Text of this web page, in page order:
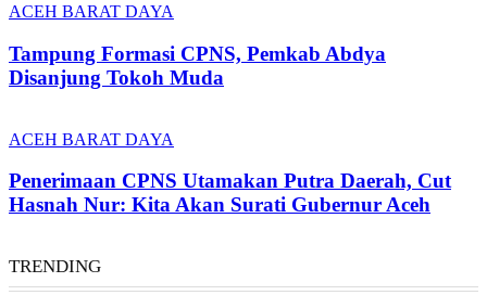
ACEH BARAT DAYA
Tampung Formasi CPNS, Pemkab Abdya
Disanjung Tokoh Muda
ACEH BARAT DAYA
Penerimaan CPNS Utamakan Putra Daerah, Cut
Hasnah Nur: Kita Akan Surati Gubernur Aceh
TRENDING